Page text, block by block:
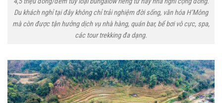
Du khách nghỉ tại đây không chỉ trải nghiệm đời sống, văn hóa H’Mông
mà còn được tận hưởng dịch vụ nhà hàng, quán bar, bể bơi vô cực, spa,
các tour trekking đa dạng.